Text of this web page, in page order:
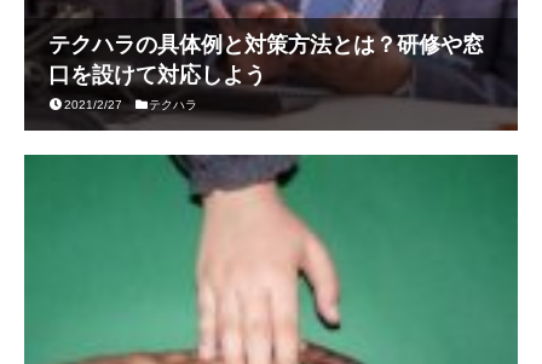
テクハラの具体例と対策方法とは？研修や窓
口を設けて対応しよう
2021/2/27 テクハラ